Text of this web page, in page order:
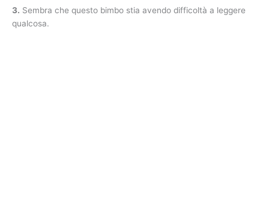
3. Sembra che questo bimbo stia avendo difficoltà a leggere
qualcosa.